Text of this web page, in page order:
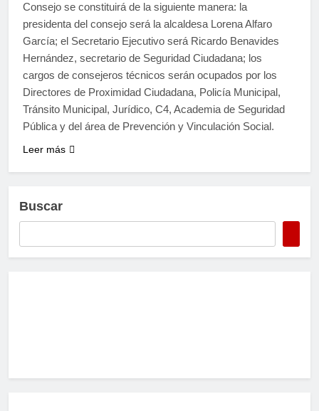
Consejo se constituirá de la siguiente manera: la
presidenta del consejo será la alcaldesa Lorena Alfaro
García; el Secretario Ejecutivo será Ricardo Benavides
Hernández, secretario de Seguridad Ciudadana; los
cargos de consejeros técnicos serán ocupados por los
Directores de Proximidad Ciudadana, Policía Municipal,
Tránsito Municipal, Jurídico, C4, Academia de Seguridad
Pública y del área de Prevención y Vinculación Social.
Leer más
Buscar